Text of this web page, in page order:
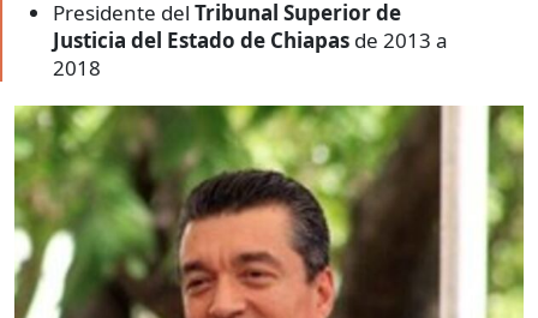
Presidente del Tribunal Superior de
Justicia del Estado de Chiapas de 2013 a
2018